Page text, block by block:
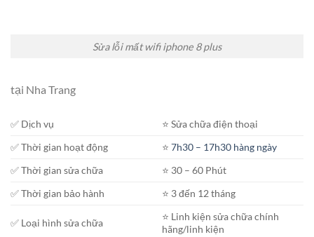
Sửa lỗi mất wifi iphone 8 plus
tại Nha Trang
✅ Dịch vụ
⭐️ Sửa chữa điện thoại
✅ Thời gian hoạt động
⭐️7h30 – 17h30 hàng ngày
✅ Thời gian sửa chữa
⭐️ 30 – 60 Phút
✅ Thời gian bảo hành
⭐️ 3 đến 12 tháng
✅ Loại hình sửa chữa
⭐️ Linh kiện sửa chữa chính
hãng/linh kiện